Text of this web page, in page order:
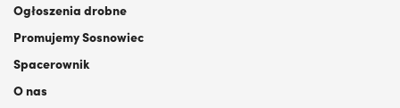
Ogłoszenia drobne
Promujemy Sosnowiec
Spacerownik
O nas